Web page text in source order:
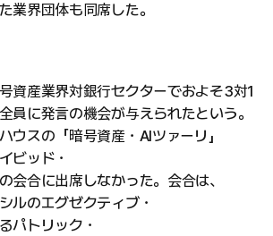
業界団体も同席した。
資産業界対銀行セクターでおよそ3対1
員に発言の機会が与えられたという。
ウスの「暗号資産・AIツァーリ」
ビッド・
会合に出席しなかった。会合は、
ルのエグゼクティブ・
パトリック・